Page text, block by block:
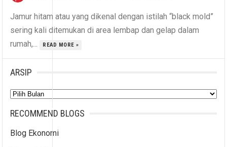
Jamur hitam atau yang dikenal dengan istilah “black mold”
sering kali ditemukan di area lembap dan gelap dalam
rumah,...
READ MORE »
ARSIP
Arsip
RECOMMEND BLOGS
Blog Ekonomi